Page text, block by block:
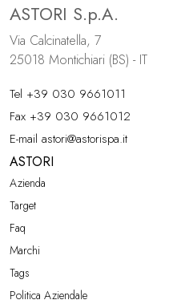
ASTORI S.p.A.
Via Calcinatella, 7
25018 Montichiari (BS) - IT
Tel +39 030 9661011
Fax +39 030 9661012
E-mail astori@astorispa.it
ASTORI
Azienda
Target
Faq
Marchi
Tags
Politica Aziendale